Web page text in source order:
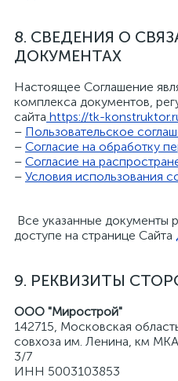
8. СВЕДЕНИЯ О
ДОКУМЕНТАХ
Настоящее Соглашение
комплекса документов,
сайта https://tk-
– Пользовательское
– Согласие на обработку
– Согласие на
– Условия использования
Все указанные документы
доступе на странице Сайта
9. РЕКВИЗИТЫ
ООО "Мирострой"
142715, Московская
совхоза им. Ленина, км
3/7
ИНН 5003103853